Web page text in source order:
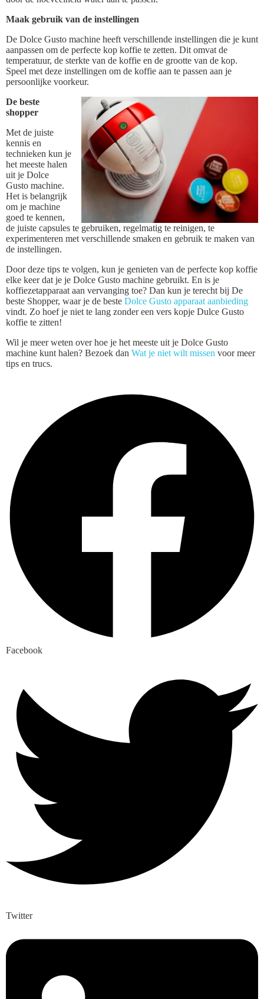
Maak gebruik van de instellingen
De Dolce Gusto machine heeft verschillende instellingen die je kunt
aanpassen om de perfecte kop koffie te zetten. Dit omvat de
temperatuur, de sterkte van de koffie en de grootte van de kop.
Speel met deze instellingen om de koffie aan te passen aan je
persoonlijke voorkeur.
De beste
shopper
Met de juiste
kennis en
technieken kun je
het meeste halen
uit je Dolce
Gusto machine.
Het is belangrijk
om je machine
goed te kennen,
de juiste capsules te gebruiken, regelmatig te reinigen, te
experimenteren met verschillende smaken en gebruik te maken van
de instellingen.
Door deze tips te volgen, kun je genieten van de perfecte kop koffie
elke keer dat je je Dolce Gusto machine gebruikt. En is je
koffiezetapparaat aan vervanging toe? Dan kun je terecht bij De
beste Shopper, waar je de beste Dolce Gusto apparaat aanbieding
vindt. Zo hoef je niet te lang zonder een vers kopje Dulce Gusto
koffie te zitten!
Wil je meer weten over hoe je het meeste uit je Dolce Gusto
machine kunt halen? Bezoek dan Wat je niet wilt missen voor meer
tips en trucs.
Facebook
Twitter